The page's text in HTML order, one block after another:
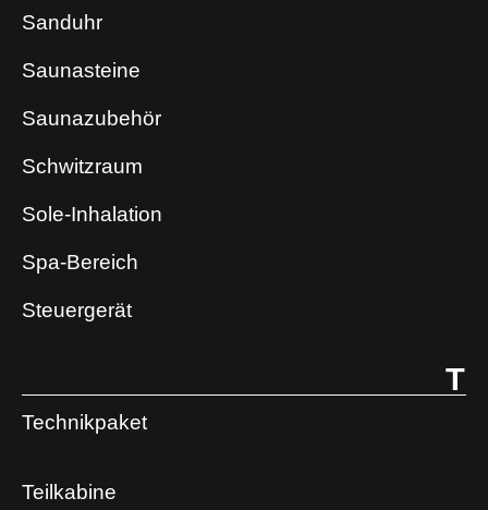
Sanduhr
Saunasteine
Saunazubehör
Schwitzraum
Sole-Inhalation
Spa-Bereich
Steuergerät
T
Technikpaket
Teilkabine